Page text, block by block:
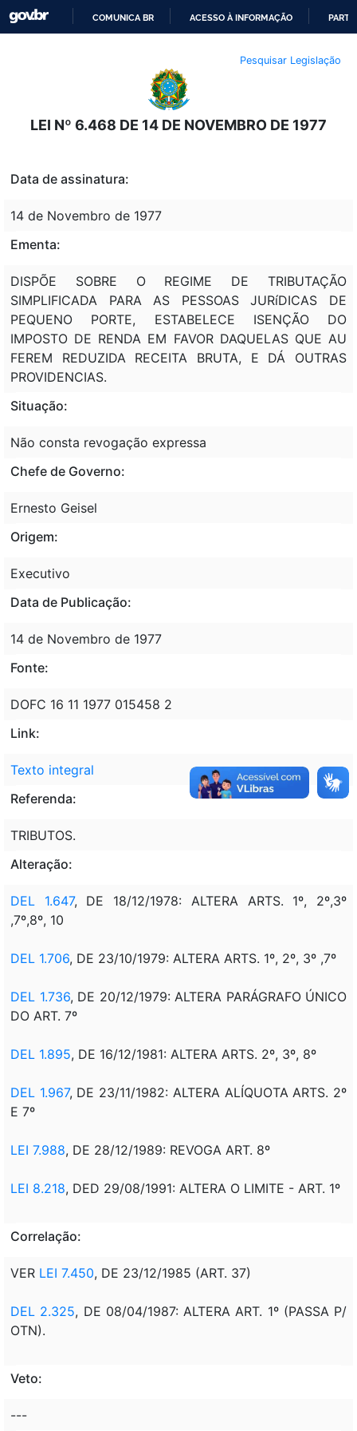
O
CONTEÚDO
COMUNICA BR ACESSO À INFORMAÇÃO
Pesquisar Legislação
LEI Nº 6.468 DE 14 DE NOVEMBRO DE 1977
Data de assinatura:
14 de Novembro de 1977
Ementa:
DISPÕE SOBRE O REGIME DE TRIBUTAÇÃO
SIMPLIFICADA PARA AS PESSOAS JURíDICAS DE
PEQUENO PORTE, ESTABELECE ISENÇÃO DO
IMPOSTO DE RENDA EM FAVOR DAQUELAS QUE AU
FEREM REDUZIDA RECEITA BRUTA, E DÁ OUTRAS
PROVIDENCIAS.
Situação:
Não consta revogação expressa
Chefe de Governo:
Ernesto Geisel
Origem:
Executivo
Data de Publicação:
14 de Novembro de 1977
Fonte:
DOFC 16 11 1977 015458 2
Link:
Texto integral
Referenda:
TRIBUTOS.
Alteração:
DEL 1.647, DE 18/12/1978: ALTERA ARTS. 1º, 2º,3º
,7º,8º, 10
DEL 1.706, DE 23/10/1979: ALTERA ARTS. 1º, 2º, 3º ,7º
DEL 1.736, DE 20/12/1979: ALTERA PARÁGRAFO ÚNICO
DO ART. 7º
DEL 1.895, DE 16/12/1981: ALTERA ARTS. 2º, 3º, 8º
DEL 1.967, DE 23/11/1982: ALTERA ALÍQUOTA ARTS. 2º
E 7º
LEI 7.988, DE 28/12/1989: REVOGA ART. 8º
LEI 8.218, DED 29/08/1991: ALTERA O LIMITE - ART. 1º
Correlação:
VER LEI 7.450, DE 23/12/1985 (ART. 37)
DEL 2.325, DE 08/04/1987: ALTERA ART. 1º (PASSA P/
OTN).
Veto:
---